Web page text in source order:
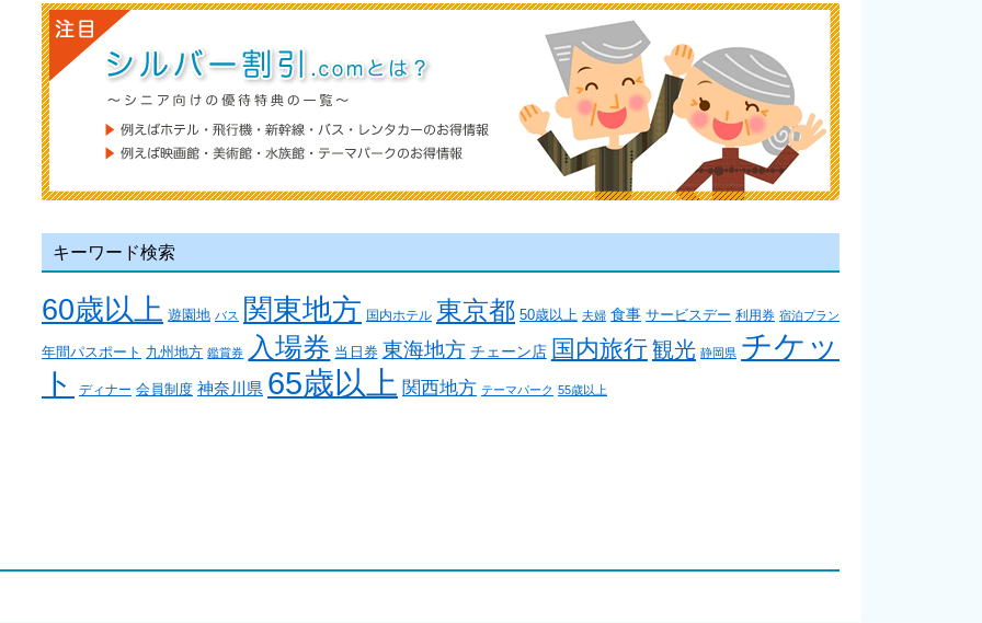
キーワード検索
60歳以上 遊園地 バス 関東地方 国内ホテル 東京都 50歳以上 夫婦 食事 サービスデー 利用券 宿泊プラン
年間パスポート 九州地方 鑑賞券 入場券 当日券 東海地方 チェーン店 国内旅行観光 静岡県 チケッ
ト
ディナー 会員制度 神奈川県 65歳以上 関西地方 テーマパーク 55歳以上